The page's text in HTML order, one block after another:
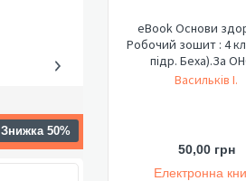
Знижка 50%
eBook Основи
Робочий зошит : 4
підр. Беха).За
Васильків І.
50,00 грн
Електронна